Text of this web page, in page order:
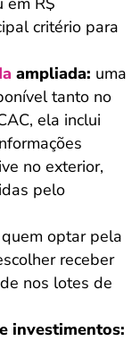
critério para
ampliada: uma
tanto no
ela inclui
no exterior,
pelo
quem optar pela
receber
nos lotes de
investimentos: